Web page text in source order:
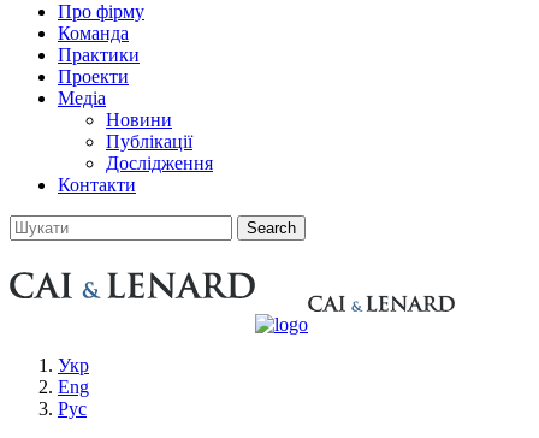
Про фірму
Команда
Практики
Проекти
Медіа
Новини
Публікації
Дослідження
Контакти
Укр
Eng
Рус